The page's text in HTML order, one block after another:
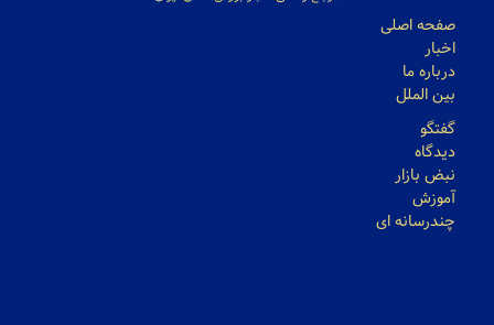
صفحه اصلی
اخبار
درباره ما
بین الملل
گفتگو
دیدگاه
نبض بازار
آموزش
چندرسانه ای